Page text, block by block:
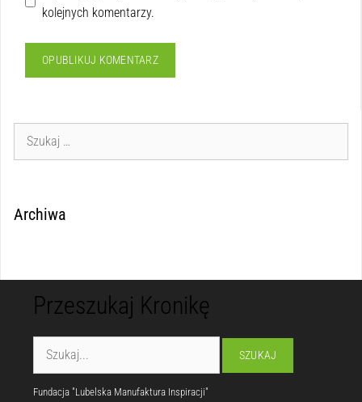
kolejnych komentarzy.
Archiwa
Przeszukaj Kronikę
Fundacja "Lubelska Manufaktura Inspiracji"